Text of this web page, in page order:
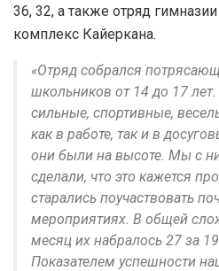
36, 32, а также отряд
комплекс Кайеркана.
«Отряд собрался
школьников от 14 до 17
сильные, спортивные,
как в работе, так и в
они были на высоте. Мы с
сделали, что это кажется
старались поучаствовать
мероприятиях. В общей
месяц их набралось 27 за
Показателем успешности